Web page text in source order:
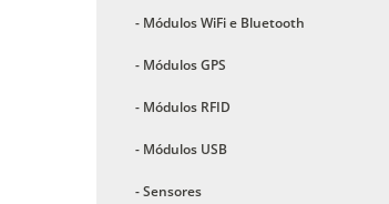
- Módulos WiFi e Bluetooth
- Módulos GPS
- Módulos RFID
- Módulos USB
- Sensores